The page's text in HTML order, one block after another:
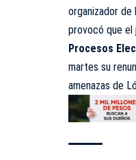
organizador
provocó que el
Procesos
martes su
amenazas de